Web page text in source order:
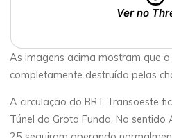
Ver no
As imagens acima mostram que o
completamente destruído pelas
A circulação do BRT Transoeste
Túnel da Grota Funda. No sentido